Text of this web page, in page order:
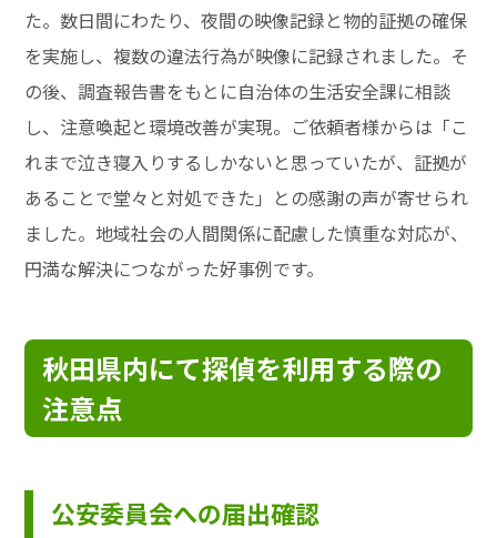
た。数日間にわたり、夜間の映像記録と物的証拠の確保
を実施し、複数の違法行為が映像に記録されました。そ
の後、調査報告書をもとに自治体の生活安全課に相談
し、注意喚起と環境改善が実現。ご依頼者様からは「こ
れまで泣き寝入りするしかないと思っていたが、証拠が
あることで堂々と対処できた」との感謝の声が寄せられ
ました。地域社会の人間関係に配慮した慎重な対応が、
円満な解決につながった好事例です。
秋田県内にて探偵を利用する際の
注意点
公安委員会への届出確認